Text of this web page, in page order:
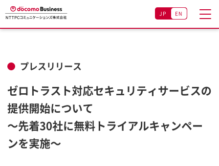
JP EN
プレスリリース
ゼロトラスト対応セキュリティサービスの
提供開始について
～先着30社に無料トライアルキャンペー
ンを実施～